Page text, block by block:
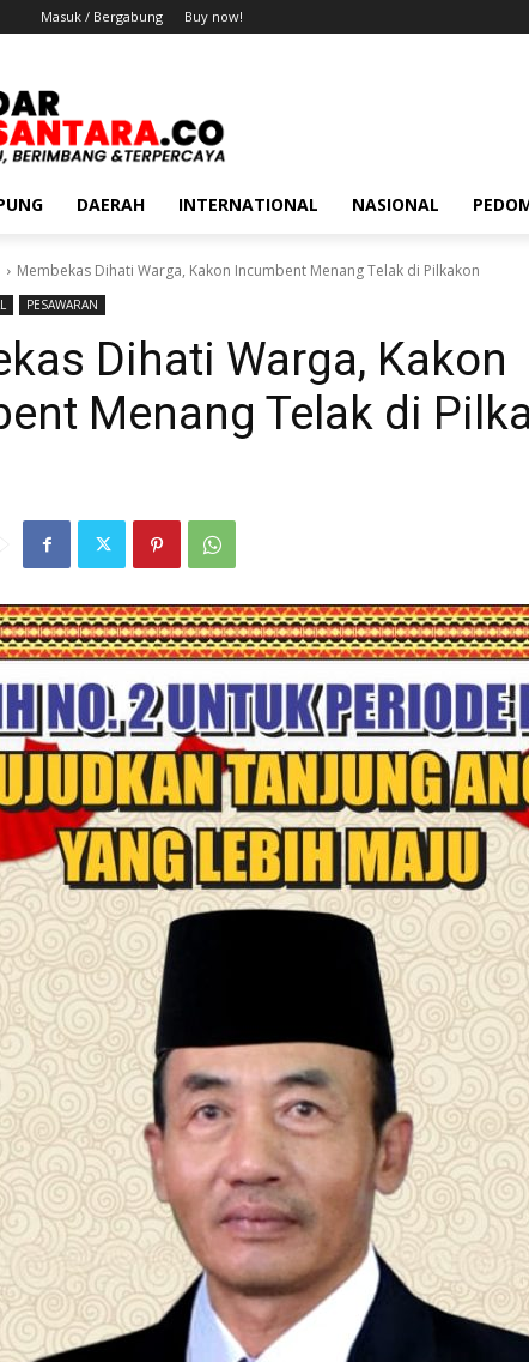
Masuk / Bergabung Buy now!
DAERAH INTERNATIONAL NASIONAL
Membekas Dihati Warga, Kakon Incumbent Menang Telak di Pilkakon
PESAWARAN
Dihati Warga, Kakon
Menang Telak di